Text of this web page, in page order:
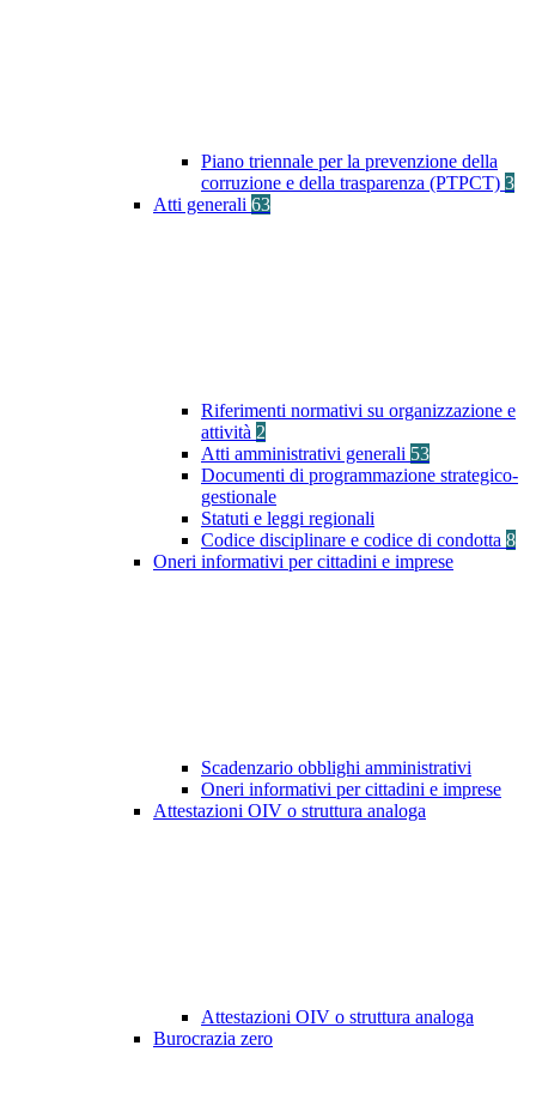
Piano triennale per la prevenzione della
corruzione e della trasparenza (PTPCT) 3
Atti generali 63
Riferimenti normativi su organizzazione e
attività 2
Atti amministrativi generali 53
Documenti di programmazione strategico-
gestionale
Statuti e leggi regionali
Codice disciplinare e codice di condotta 8
Oneri informativi per cittadini e imprese
Scadenzario obblighi amministrativi
Oneri informativi per cittadini e imprese
Attestazioni OIV o struttura analoga
Attestazioni OIV o struttura analoga
Burocrazia zero